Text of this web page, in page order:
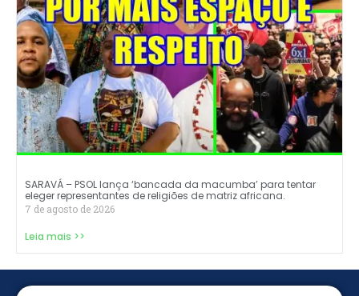
SARAVÁ – PSOL lança ‘bancada da macumba’ para tentar
eleger representantes de religiões de matriz africana.
7 de agosto de 2026
Leia mais >>